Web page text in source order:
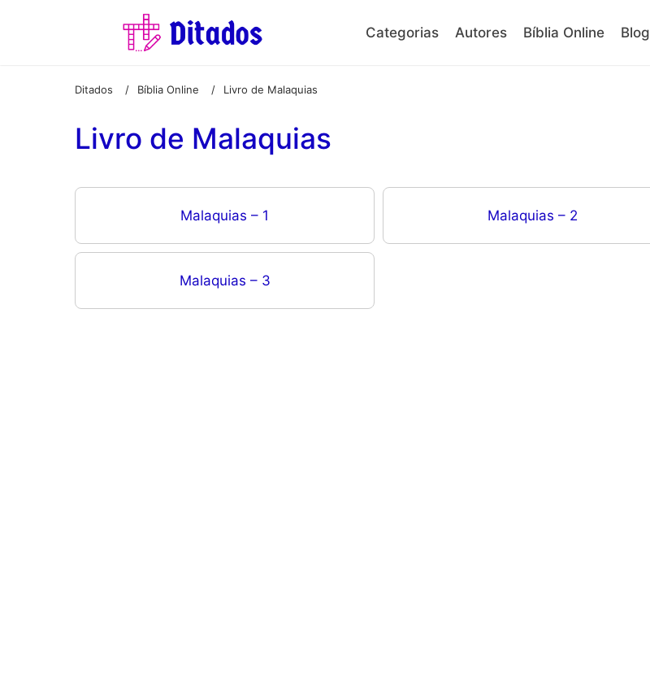
Categorias Autores Bíblia Online Blog
Ditados / Bíblia Online / Livro de Malaquias
Livro de Malaquias
Malaquias – 1 Malaquias – 2
Malaquias – 3